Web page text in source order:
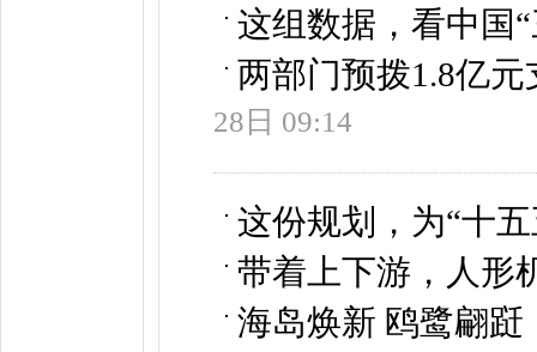
这组数据，看中国
两部门预拨1.8亿
28日 09:14
这份规划，为“十
带着上下游，人形
海岛焕新 鸥鹭翩跹